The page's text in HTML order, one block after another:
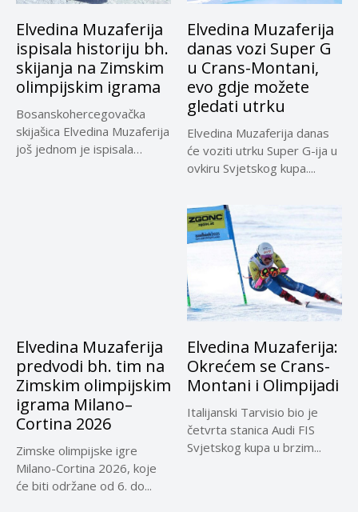
Elvedina Muzaferija
ispisala historiju bh.
skijanja na Zimskim
olimpijskim igrama
Bosanskohercegovačka
skijašica Elvedina Muzaferija
još jednom je ispisala
Elvedina Muzaferija
danas vozi Super G
u Crans-Montani,
evo gdje možete
gledati utrku
Elvedina Muzaferija danas
će voziti utrku Super G-ija u
ovkiru Svjetskog kupa....
Elvedina Muzaferija
predvodi bh. tim na
Zimskim olimpijskim
igrama Milano–
Cortina 2026
Zimske olimpijske igre
Milano-Cortina 2026, koje
će biti održane od 6. do...
Elvedina Muzaferija:
Okrećem se Crans-
Montani i Olimpijadi
Italijanski Tarvisio bio je
četvrta stanica Audi FIS
Svjetskog kupa u brzim...